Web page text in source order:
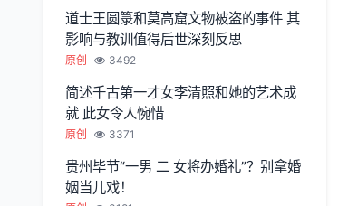
道士王圆箓和莫高窟文物被盗的事件 其
影响与教训值得后世深刻反思
原创 3492
简述千古第一才女李清照和她的艺术成
就 此女令人惋惜
原创 3371
贵州毕节“一男 二 女将办婚礼”？别拿婚
姻当儿戏！